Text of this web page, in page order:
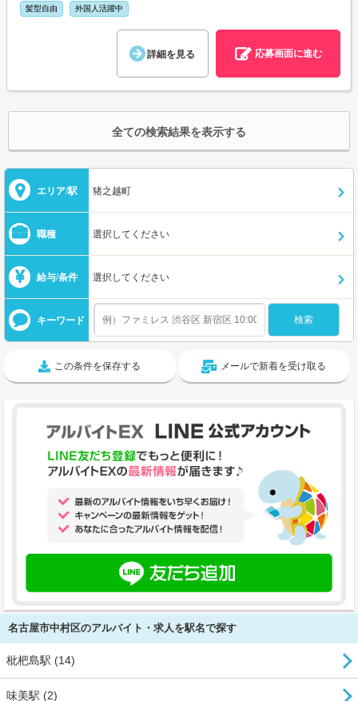
髪型自由 外国人活躍中
詳細を見る 応募画面に進む
全ての検索結果を表示する
エリア/駅 猪之越町
職種 選択してください
給与/条件 選択してください
キーワード
この条件を保存する メールで新着を受け取る
名古屋市中村区のアルバイト・求人を駅名で探す
枇杷島駅 (14)
味美駅 (2)